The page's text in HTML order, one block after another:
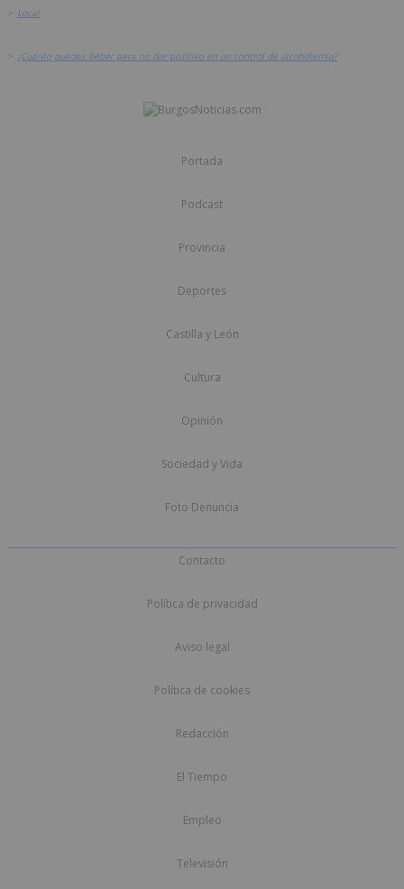
> Local
> ¿Cuánto puedes beber para no dar positivo en un control de alcoholemia?
Portada
Podcast
Provincia
Deportes
Castilla y León
Cultura
Opinión
Sociedad y Vida
Foto Denuncia
Contacto
Política de privacidad
Aviso legal
Política de cookies
Redacción
El Tiempo
Empleo
Televisión